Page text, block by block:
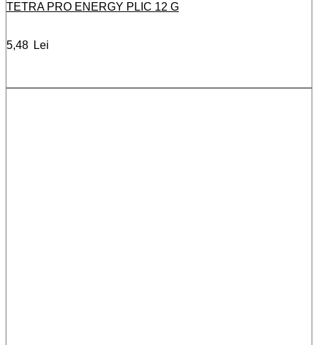
TETRA PRO ENERGY PLIC 12 G
5,48 Lei